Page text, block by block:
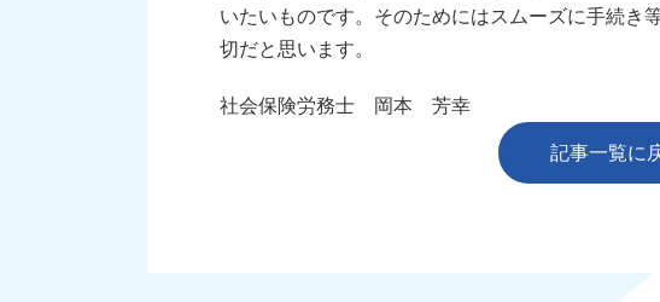
いたいものです。そのためにはスムーズに手続き
切だと思います。
社会保険労務士 岡本 芳幸
記事一覧に